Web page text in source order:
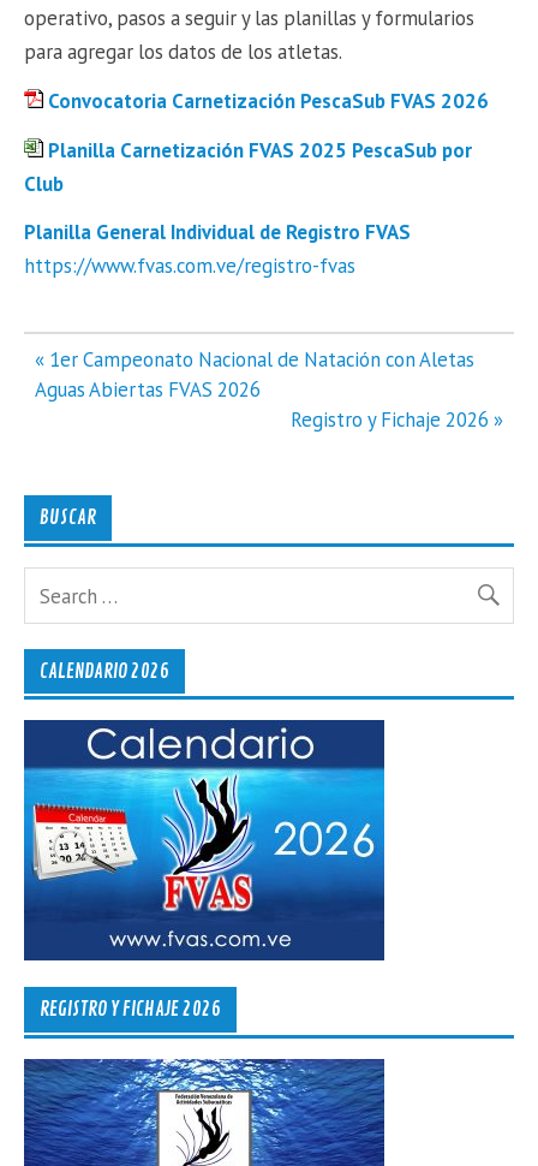
operativo, pasos a seguir y las planillas y formularios
para agregar los datos de los atletas.
Convocatoria Carnetización PescaSub FVAS 2026
Planilla Carnetización FVAS 2025 PescaSub por
Club
Planilla General Individual de Registro FVAS
https://www.fvas.com.ve/registro-fvas
Navegación
de
« 1er Campeonato Nacional de Natación con Aletas
Aguas Abiertas FVAS 2026
Registro y Fichaje 2026 »
BUSCAR
CALENDARIO 2026
REGISTRO Y FICHAJE 2026